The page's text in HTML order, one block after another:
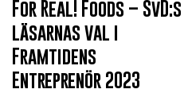
For Real! Foods – SvD:s
läsarnas val i
Framtidens
Entreprenör 2023